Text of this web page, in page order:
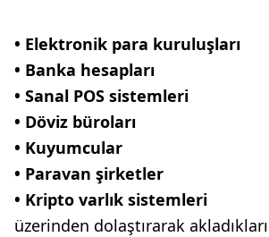
• Elektronik para kuruluşları
• Banka hesapları
• Sanal POS sistemleri
• Döviz büroları
• Kuyumcular
• Paravan şirketler
• Kripto varlık sistemleri
üzerinden dolaştırarak